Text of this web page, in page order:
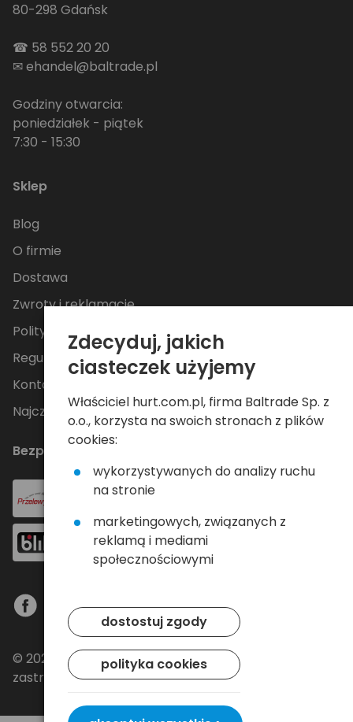
80-298 Gdańsk
☎ 58 552 20 20
✉ehandel@baltrade.pl
Godziny otwarcia:
poniedziałek - piątek
7:30 - 15:30
Sklep
Blog
O firmie
Dostawa
Zwroty i reklamacje
Polityka Prywatności
Regulamin
Kontakt
Najczęściej zadawane pytania
Bezpieczne płatności
© 2024 Baltrade sp. z o.o. - Wszelkie prawa
zastrzeżone.
Zdecyduj, jakich
ciasteczek użyjemy
Właściciel hurt.com.pl, firma Baltrade Sp. z
o.o., korzysta na swoich stronach z plików
cookies:
wykorzystywanych do analizy ruchu
na stronie
marketingowych, związanych z
reklamą i mediami
społecznościowymi
dostostuj zgody
polityka cookies